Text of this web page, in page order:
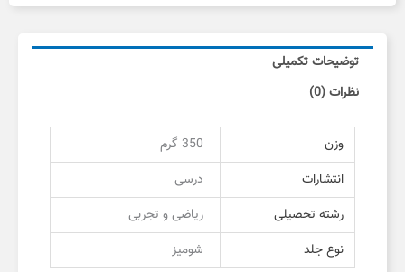
توضیحات تکمیلی
نظرات (0)
وزن
350 گرم
انتشارات
درسی
رشته تحصیلی
ریاضی و تجربی
نوع جلد
شومیز